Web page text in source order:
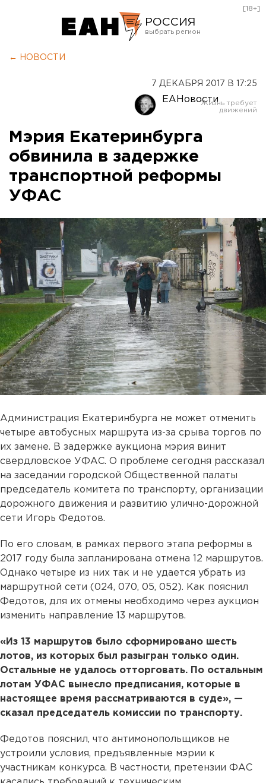
РОССИЯ
Оренбург
[18+]
← НОВОСТИ
7 ДЕКАБРЯ 2017 В 17:25
ЕАНовости
Мэрия Екатеринбурга
обвинила в задержке
транспортной реформы
УФАС
Администрация Екатеринбурга не может отменить
четыре автобусных маршрута из-за срыва торгов по
их замене. В задержке аукциона мэрия винит
свердловское УФАС. О проблеме сегодня рассказал
на заседании городской Общественной палаты
председатель комитета по транспорту, организации
дорожного движения и развитию улично-дорожной
сети Игорь Федотов.
По его словам, в рамках первого этапа реформы в
2017 году была запланирована отмена 12 маршрутов.
Однако четыре из них так и не удается убрать из
маршрутной сети (024, 070, 05, 052). Как пояснил
Федотов, для их отмены необходимо через аукцион
изменить направление 13 маршрутов.
«Из 13 маршрутов было сформировано шесть
лотов, из которых был разыгран только один.
Остальные не удалось отторговать. По остальным
лотам УФАС вынесло предписания, которые в
настоящее время рассматриваются в суде», —
сказал председатель комиссии по транспорту.
Федотов пояснил, что антимонопольщиков не
устроили условия, предъявленные мэрии к
участникам конкурса. В частности, претензии ФАС